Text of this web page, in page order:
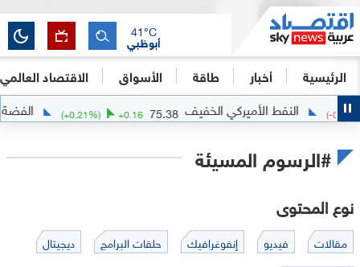
الرئيسية أخبار طاقة الأسواق الاقتصاد العالمي
أبوظبي
41°C
(-0.15 النفط الأميركي الخفيف 75.38
+ 0.16
(+0.21%) الفضة
#الرسوم المسيئة
نوع المحتوى
مقالات فيديو إنفوغرافيك حلقات البرامج
ديجيتال